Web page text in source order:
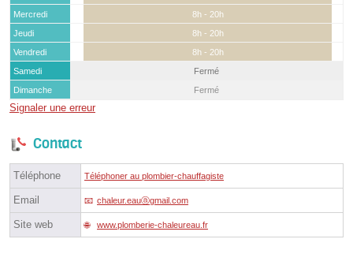
Mercredi
8h - 20h
Jeudi
8h - 20h
Vendredi
8h - 20h
Samedi
Fermé
Dimanche
Fermé
Signaler une erreur
Contact
Téléphone Téléphoner au plombier-chauffagiste
Email chaleur.eauⓐgmail.com
Site web www.plomberie-chaleureau.fr